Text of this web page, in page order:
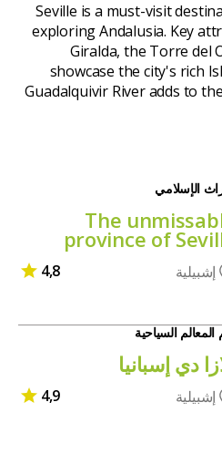
Seville is a must-visit
exploring Andalusia. Key
Giralda, the Torre del
showcase the city's rich
Guadalquivir River adds to
vibrant city offers many
الإسلامي
The
province of
إشبيلية 4,8
المعالم السياحية
دي إسبانيا
إشبيلية 4,9